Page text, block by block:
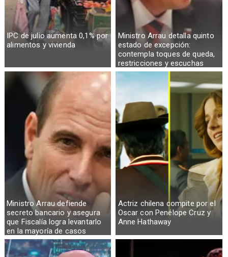
IPC de julio aumenta 0,1% por
alimentos y vivienda
Ministro Arrau detalla quinto
estado de excepción:
contempla toques de queda,
restricciones y escuchas
telefónicas en zonas críticas
Ministro Arrau defiende
secreto bancario y asegura
que Fiscalía logra levantarlo
en la mayoría de casos
Actriz chilena compite por el
Oscar con Penélope Cruz y
Anne Hathaway